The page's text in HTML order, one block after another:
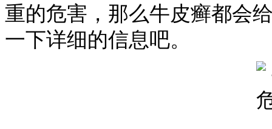
重的危害，那么牛皮癣都会
一下详细的信息吧。